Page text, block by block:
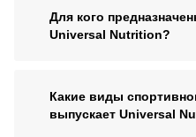
Для кого
Universal Nutrition?
Какие виды
выпускает Universal